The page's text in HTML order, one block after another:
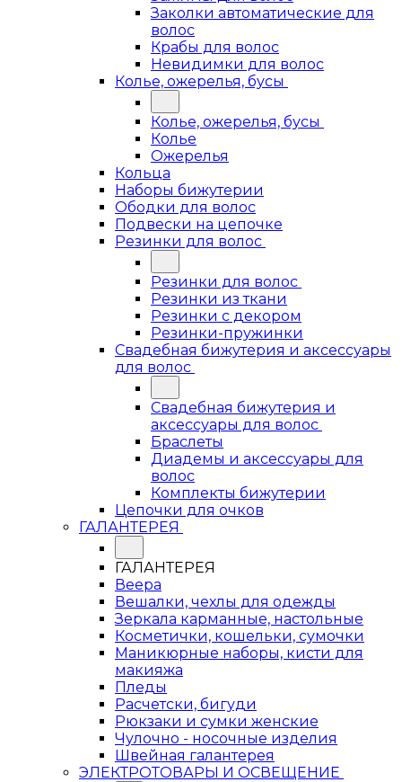
Заколки автоматические для
волос
Крабы для волос
Невидимки для волос
Колье, ожерелья, бусы
Колье, ожерелья, бусы
Колье
Ожерелья
Кольца
Наборы бижутерии
Ободки для волос
Подвески на цепочке
Резинки для волос
Резинки для волос
Резинки из ткани
Резинки с декором
Резинки-пружинки
Свадебная бижутерия и аксессуары
для волос
Свадебная бижутерия и
аксессуары для волос
Браслеты
Диадемы и аксессуары для
волос
Комплекты бижутерии
Цепочки для очков
ГАЛАНТЕРЕЯ
ГАЛАНТЕРЕЯ
Веера
Вешалки, чехлы для одежды
Зеркала карманные, настольные
Косметички, кошельки, сумочки
Маникюрные наборы, кисти для
макияжа
Пледы
Расчетски, бигуди
Рюкзаки и сумки женские
Чулочно - носочные изделия
Швейная галантерея
ЭЛЕКТРОТОВАРЫ И ОСВЕЩЕНИЕ